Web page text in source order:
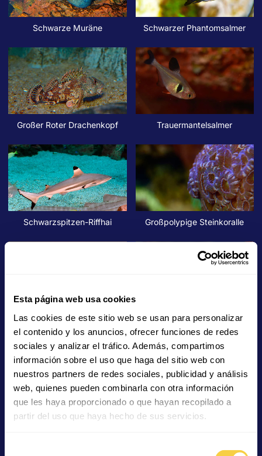
Esta página web usa cookies
Las cookies de este sitio web se usan para personalizar
el contenido y los anuncios, ofrecer funciones de redes
sociales y analizar el tráfico. Además, compartimos
información sobre el uso que haga del sitio web con
nuestros partners de redes sociales, publicidad y análisis
web, quienes pueden combinarla con otra información
que les haya proporcionado o que hayan recopilado a
partir del uso que haya hecho de sus servicios.
Schwarze Muräne Schwarzer Phantomsalmer
Großer Roter Drachenkopf Trauermantelsalmer
Schwarzspitzen-Riffhai Großpolypige Steinkoralle
Blindfisch Saphir-Demoiselle
Blaugürtel-Kaiserfisch Blauer Pfeilgiftfrosch